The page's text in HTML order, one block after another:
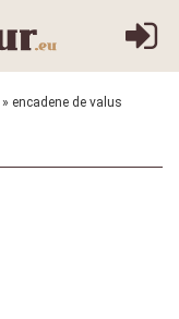
» encadene de valus